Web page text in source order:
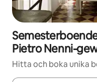
Pietro Nenni-
Hitta och boka unika